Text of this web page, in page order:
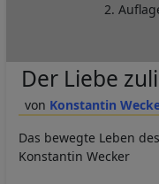
2.
Konstantin
Der Liebe
Das bewegte Leben
Konstantin Wecker